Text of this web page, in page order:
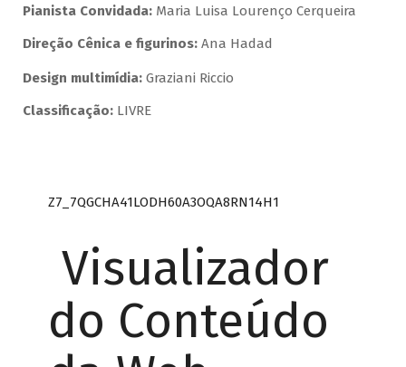
Pianista Convidada: Maria Luisa Lourenço Cerqueira
Direção Cênica e figurinos:Ana Hadad
Design multimídia:Graziani Riccio
Classificação:LIVRE
Z7_7QGCHA41LODH60A3OQA8RN14H1
Visualizador
do Conteúdo